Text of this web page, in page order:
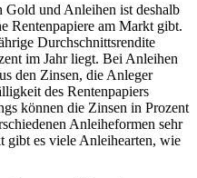
und Anleihen ist deshalb
Rentenpapiere am Markt gibt.
Durchschnittsrendite
im Jahr liegt. Bei Anleihen
den Zinsen, die Anleger
des Rentenpapiers
können die Zinsen in Prozent
Anleiheformen sehr
gibt es viele Anleihearten, wie